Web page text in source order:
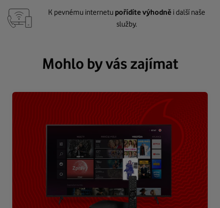
K pevnému internetu pořídíte výhodně i další naše
služby.
Mohlo by vás zajímat